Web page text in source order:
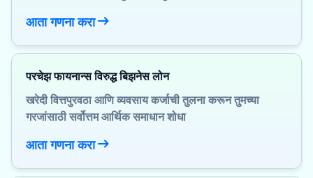
आता गणना करा
परचेझ फायनान्स विरुद्ध बिझनेस लोन
खरेदी वित्तपुरवठा आणि व्यवसाय कर्जाची तुलना करून तुमच्या
गरजांसाठी सर्वोत्तम आर्थिक समाधान शोधा
आता गणना करा